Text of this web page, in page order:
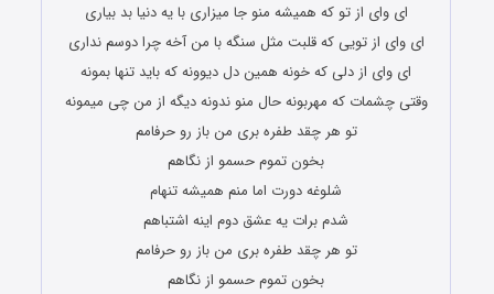
ای وای از تو که همیشه منو جا میزاری با یه دنیا بد بیاری
ای وای از تویی که قلبت مثل سنگه با من آخه چرا دوسم نداری
ای وای از دلی که خونه همین دل دیوونه که باید تنها بمونه
وقتی چشمات که مهربونه حال منو ندونه دیگه از من چی میمونه
تو هر چقد طفره بری من باز رو حرفامم
بخون تموم حسمو از نگاهم
شلوغه دورت اما منم همیشه تنهام
شدم برات یه عشق دوم اینه اشتباهم
تو هر چقد طفره بری من باز رو حرفامم
بخون تموم حسمو از نگاهم